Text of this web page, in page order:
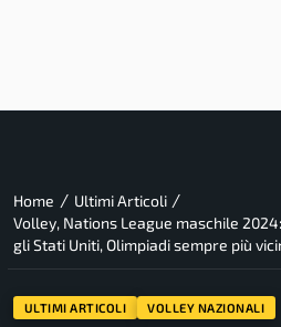
Home / Ultimi Articoli /
Volley, Nations League maschile
gli Stati Uniti, Olimpiadi sempre più
ULTIMI ARTICOLI VOLLEY NAZIONALI